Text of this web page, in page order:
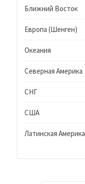
Ближний Восток
Европа (Шенген)
Океания
Северная Америка
СНГ
США
Латинская Америка